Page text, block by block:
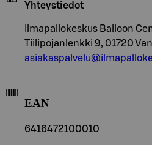
Yhteystiedot
Ilmapallokeskus Balloon
Tiilipojanlenkki 9, 01720
EAN
6416472100010